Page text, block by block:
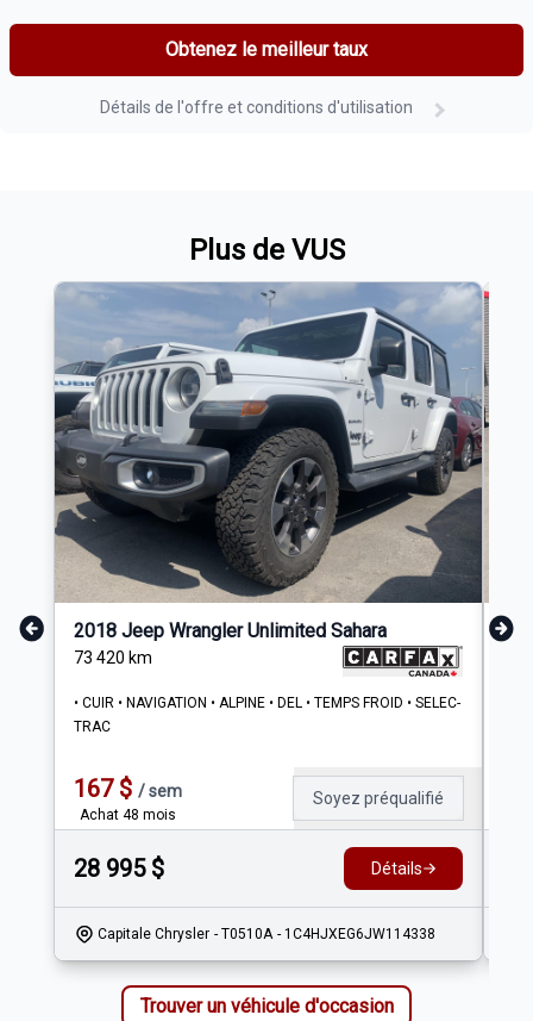
Obtenez le meilleur taux
Détails de l'offre et conditions d'utilisation
Plus de VUS
2018 Jeep Wrangler Unlimited Sahara
73 420 km
• CUIR • NAVIGATION • ALPINE • DEL • TEMPS FROID • SELEC-
TRAC
167$ / sem
Achat 48 mois
Soyez préqualifié
28 995$ Détails
Capitale Chrysler - T0510A - 1C4HJXEG6JW114338
Trouver un véhicule d'occasion